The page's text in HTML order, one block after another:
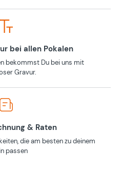
bei allen Pokalen
bekommst Du bei uns mit
Gravur.
& Raten
die am besten zu deinem
passen